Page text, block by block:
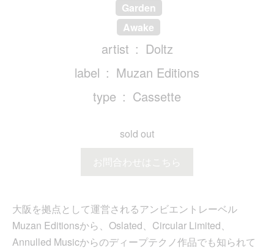
Garden
Awake
artist
Doltz
label
Muzan Editions
type
Cassette
sold out
お問合わせはこちら
大阪を拠点として運営されるアンビエントレーベル
Muzan Editionsから、Oslated、Circular Limited、
Annulled Musicからのディープテクノ作品でも知られて